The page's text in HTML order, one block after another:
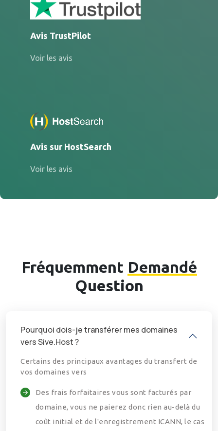
Avis TrustPilot
Voir les avis
Avis sur HostSearch
Voir les avis
Fréquemment Demandé
Question
Pourquoi dois-je transférer mes domaines
vers Sive.Host ?
Certains des principaux avantages du transfert de
vos domaines vers
Des frais forfaitaires vous sont facturés par
domaine, vous ne paierez donc rien au-delà du
coût initial et de l'enregistrement ICANN, le cas